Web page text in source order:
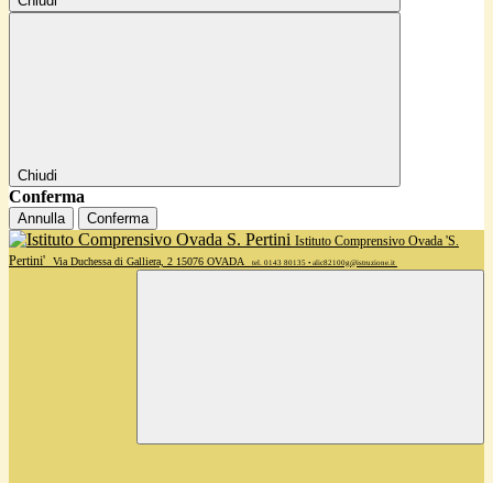
Chiudi
Conferma
Annulla Conferma
Istituto Comprensivo Ovada 'S.
Pertini'
Via Duchessa di Galliera, 2 15076 OVADA tel. 0143 80135 • alic82100g@istruzione.it